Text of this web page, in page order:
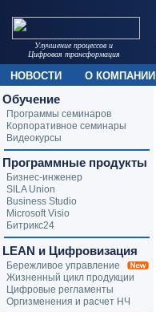
Обучение
Программы семинаров
Корпоративное семинары
Видеокурсы
Программные продукты
Бизнес-инженер
SILA Union
Business Studio
Microsoft Visio
Битрикс24
LEAN и Цифровизация
Бережливое управление
Жизненный цикл продукции
Цифровые регламенты
Оргизменения и расчет НЧ
Улучшение процессов и
Цифровая трансформация
НОВОСТИ О КОМПАНИИ